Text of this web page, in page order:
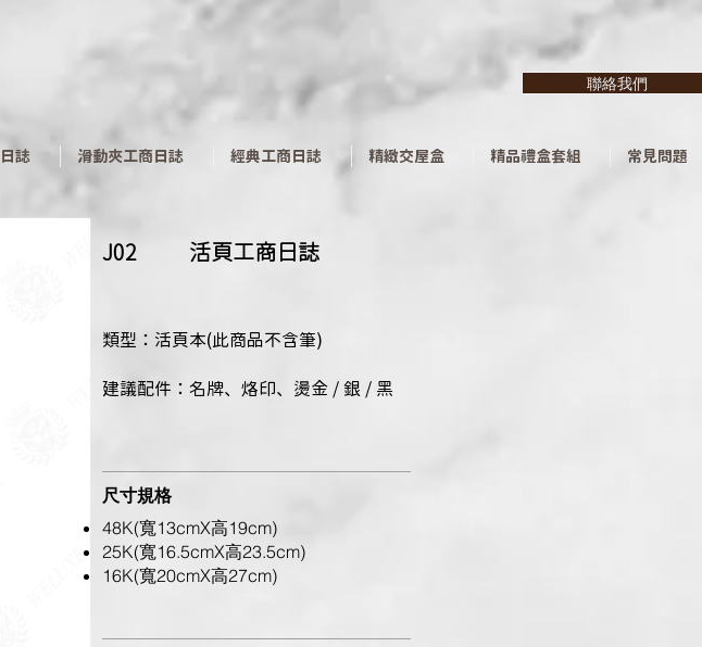
聯絡我們
誌 滑動夾工商日誌 經典工商日誌 精緻交屋盒 精品禮盒套組 常見問題
J02 ​活頁工商日誌
類型：活頁本(此商品不含筆)
建議配件：名牌、烙印、燙金 / 銀 / 黑
尺寸規格
48K(寬13cmX高19cm)
25K(寬16.5cmX高23.5cm)
16K(寬20cmX高27cm)